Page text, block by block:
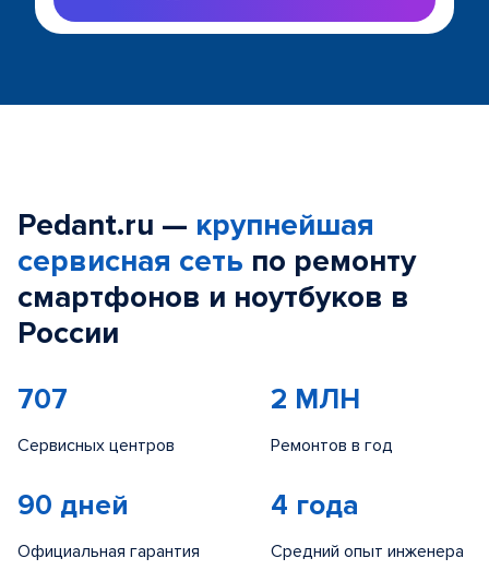
Pedant.ru — крупнейшая
сервисная сеть по ремонту
смартфонов и ноутбуков в
России
707
Сервисных центров
2 МЛН
Ремонтов в год
90 дней
Официальная гарантия
4 года
Средний опыт инженера